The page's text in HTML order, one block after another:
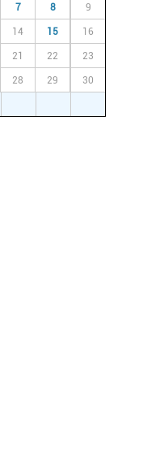
7 8 9
14 15 16
21 22 23
28 29 30